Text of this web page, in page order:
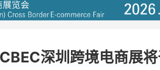
深圳跨境电商展